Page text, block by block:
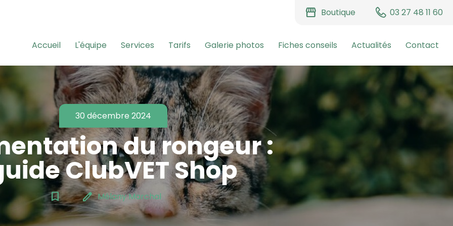
storefront Boutique 03 27 48 11 60
Accueil L'équipe Services Tarifs Galerie photos Fiches conseils Actualités Contact
30 décembre 2024
du rongeur :
ClubVET Shop
bookmark_border edit Mélany Marchal